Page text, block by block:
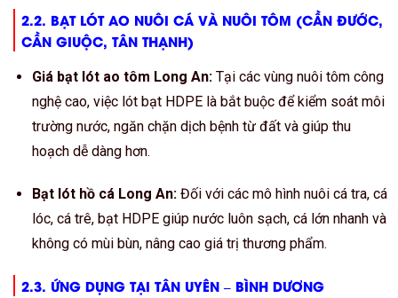
2.2. BẠT LÓT AO NUÔI CÁ VÀ NUÔI TÔM (CẦN ĐƯỚC,
CẦN GIUỘC, TÂN THẠNH)
Giá bạt lót ao tôm Long An:Tại các vùng nuôi tôm công
nghệ cao, việc lót bạt HDPE là bắt buộc để kiểm soát môi
trường nước, ngăn chặn dịch bệnh từ đất và giúp thu
hoạch dễ dàng hơn.
Bạt lót hồ cá Long An:Đối với các mô hình nuôi cá tra, cá
lóc, cá trê, bạt HDPE giúp nước luôn sạch, cá lớn nhanh và
không có mùi bùn, nâng cao giá trị thương phẩm.
2.3. ỨNG DỤNG TẠI TÂN UYÊN – BÌNH DƯƠNG